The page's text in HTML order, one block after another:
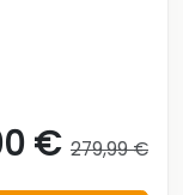
€ 279,99 €